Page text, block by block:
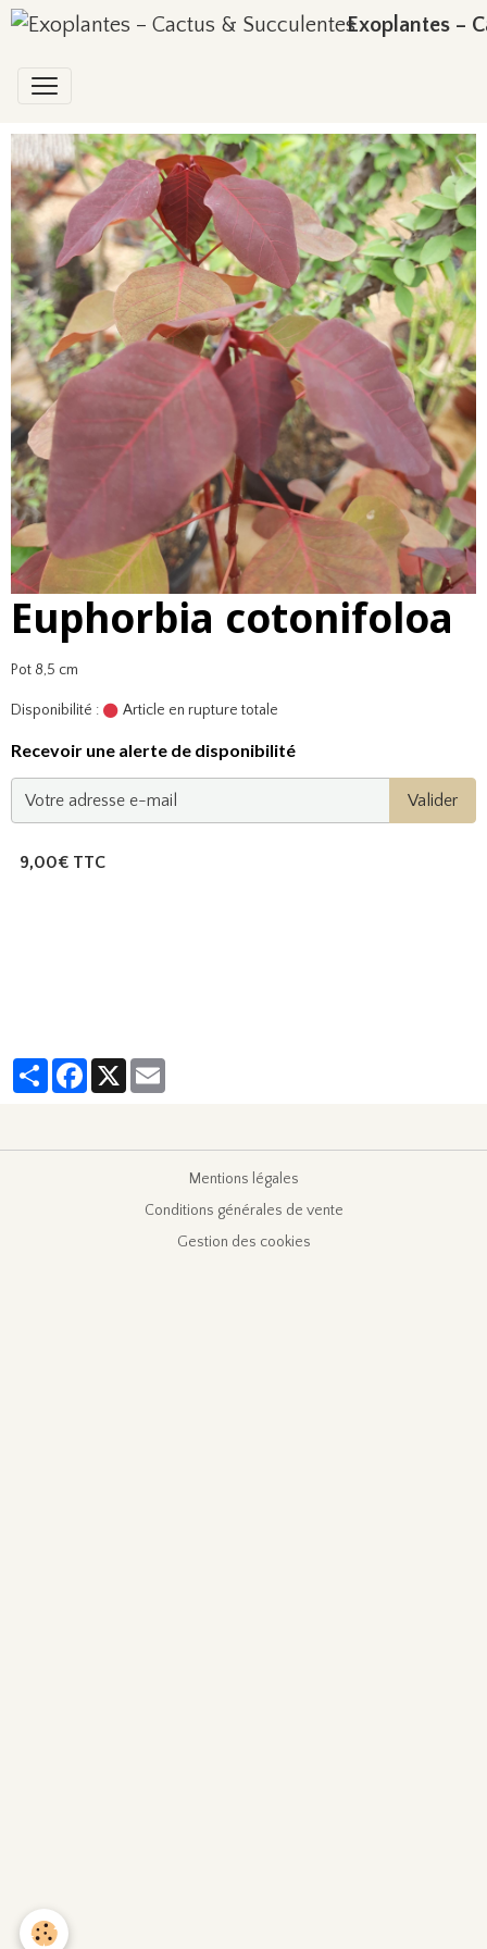
Exoplantes –
Euphorbia cotonifoloa
Pot 8,5 cm
Disponibilité : Article en rupture totale
Recevoir une alerte de disponibilité
Valider
9,00€ TTC
PartagerFacebook
X
Mentions légales
Conditions générales de vente
Gestion des cookies